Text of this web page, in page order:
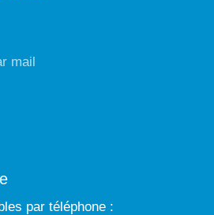
mail
par téléphone :